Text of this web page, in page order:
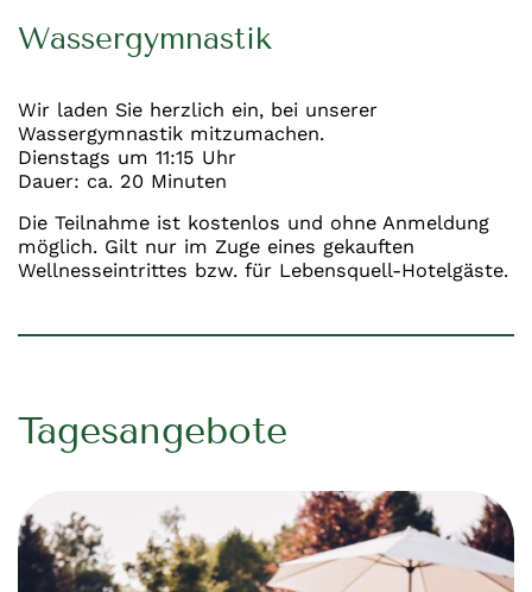
Wassergymnastik
Wir laden Sie herzlich ein, bei unserer
Wassergymnastik mitzumachen.
Dienstags um 11:15 Uhr
Dauer: ca. 20 Minuten
Die Teilnahme ist kostenlos und ohne Anmeldung
möglich. Gilt nur im Zuge eines gekauften
Wellnesseintrittes bzw. für Lebensquell-Hotelgäste.
Tagesangebote